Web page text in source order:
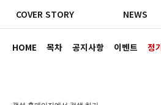
HOME 목차 공지사항 이벤트 정
COVER STORY NEWS